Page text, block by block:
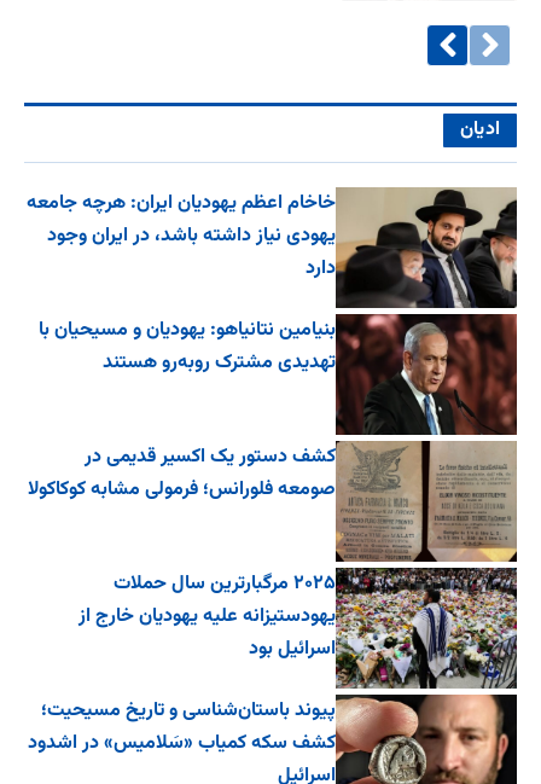
ادیان
خاخام اعظم یهودیان ایران: هرچه جامعه
یهودی نیاز داشته باشد، در ایران وجود
دارد
بنیامین نتانیاهو: یهودیان و مسیحیان با
تهدیدی مشترک روبه‌رو هستند
کشف دستور یک اکسیر قدیمی در
صومعه فلورانس؛ فرمولی مشابه کوکاکولا
۲۰۲۵ مرگبارترین سال حملات
یهودستیزانه علیه یهودیان خارج از
اسرائیل بود
پیوند باستان‌شناسی و تاریخ مسیحیت؛
کشف سکه کمیاب «سَلامیس» در اشدود
اسرائیل